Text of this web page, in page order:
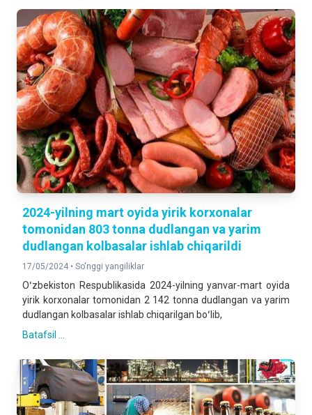
2024-yilning mart oyida yirik korxonalar
tomonidan 803 tonna dudlangan va yarim
dudlangan kolbasalar ishlab chiqarildi
17/05/2024 • So'nggi yangiliklar
Oʻzbekiston Respublikasida 2024-yilning yanvar-mart oyida
yirik korxonalar tomonidan 2 142 tonna dudlangan va yarim
dudlangan kolbasalar ishlab chiqarilgan boʻlib,
Batafsil ...